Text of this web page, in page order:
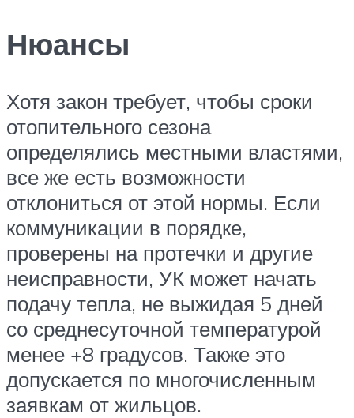
Нюансы
Хотя закон требует, чтобы сроки
отопительного сезона
определялись местными властями,
все же есть возможности
отклониться от этой нормы. Если
коммуникации в порядке,
проверены на протечки и другие
неисправности, УК может начать
подачу тепла, не выжидая 5 дней
со среднесуточной температурой
менее +8 градусов. Также это
допускается по многочисленным
заявкам от жильцов.